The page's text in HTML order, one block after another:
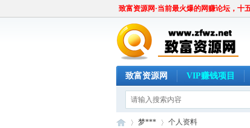
致富资源网·当前最火爆的网赚论坛，十
致富资源网 VIP赚钱项目
梦*** 个人资料